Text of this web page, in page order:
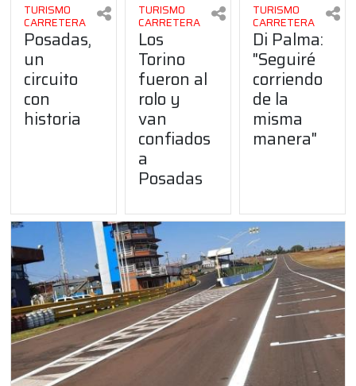
TURISMO
CARRETERA
Posadas,
un
circuito
con
historia
TURISMO
CARRETERA
Los
Torino
fueron al
rolo y
van
confiados
a
Posadas
TURISMO
CARRETERA
Di Palma:
"Seguiré
corriendo
de la
misma
manera"